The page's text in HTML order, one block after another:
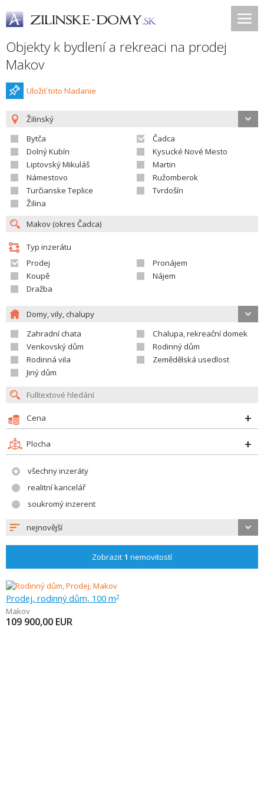
Objekty k bydlení a rekreaci na prodej
Makov
Uložiť toto hladanie
Žilinský
Bytča
Čadca
Dolný Kubín
Kysucké Nové Mesto
Liptovský Mikuláš
Martin
Námestovo
Ružomberok
Turčianske Teplice
Tvrdošín
Žilina
Typ inzerátu
Prodej
Pronájem
Koupě
Nájem
Dražba
Domy, vily, chalupy
Zahradní chata
Chalupa, rekreační domek
Venkovský dům
Rodinný dům
Rodinná vila
Zemědělská usedlost
Jiný dům
Cena
Plocha
všechny inzeráty
realitní kancelář
soukromý inzerent
nejnovější
Zobrazit 1 nemovitostí
Prodej, rodinný dům, 100 m2
Makov
109 900,00 EUR